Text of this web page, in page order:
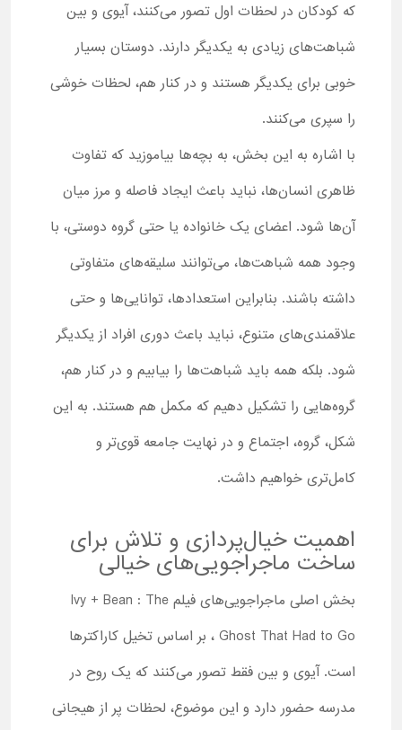
که کودکان در لحظات اول تصور می‌کنند، آیوی و بین
شباهت‌های زیادی به یکدیگر دارند. دوستان بسیار
خوبی برای یکدیگر هستند و در کنار هم، لحظات خوشی
را سپری می‌کنند.
با اشاره به این بخش، به بچه‌ها بیاموزید که تفاوت
ظاهری انسان‌ها، نباید باعث ایجاد فاصله و مرز میان
آن‌ها شود. اعضای یک خانواده یا حتی گروه دوستی، با
وجود همه شباهت‌ها، می‌توانند سلیقه‌های متفاوتی
داشته باشند. بنابراین استعدادها، توانایی‌ها و حتی
علاقمندی‌های متنوع، نباید باعث دوری افراد از یکدیگر
شود. بلکه همه باید شباهت‌ها را بیابیم و در کنار هم،
گروه‌هایی را تشکیل دهیم که مکمل هم هستند. به این
شکل، گروه، اجتماع و در نهایت جامعه قوی‌تر و
کامل‌تری خواهیم داشت.
اهمیت خیال‌پردازی و تلاش برای
ساخت ماجراجویی‌های خیالی
بخش اصلی ماجراجویی‌های فیلم Ivy + Bean : The
Ghost That Had to Go ، بر اساس تخیل کاراکترها
است. آیوی و بین فقط تصور می‌کنند که یک روح در
مدرسه حضور دارد و این موضوع، لحظات پر از هیجانی